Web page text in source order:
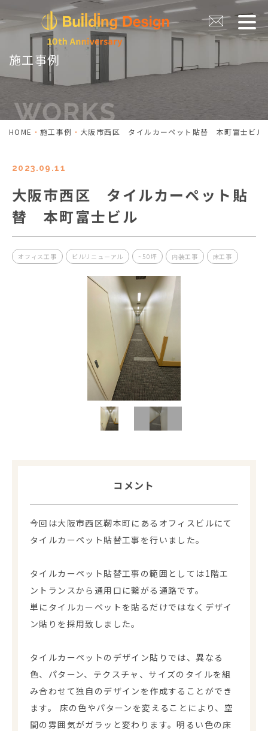
施工事例
HOME 施工事例 大阪市西区 タイルカーペット貼替 本町富士ビル
2023.09.11
大阪市西区 タイルカーペット貼
替 本町富士ビル
オフィス工事 ビルリニューアル ~50坪 内装工事 床工事
コメント
今回は大阪市西区靭本町にあるオフィスビルにて
タイルカーペット貼替工事を行いました。
タイルカーペット貼替工事の範囲としては1階エ
ントランスから通用口に繋がる通路です。
単にタイルカーペットを貼るだけではなくデザイ
ン貼りを採用致しました。
タイルカーペットのデザイン貼りでは、異なる
色、パターン、テクスチャ、サイズのタイルを組
み合わせて独自のデザインを作成することができ
ます。 床の色やパターンを変えることにより、空
間の雰囲気がガラッと変わります。明るい色の床